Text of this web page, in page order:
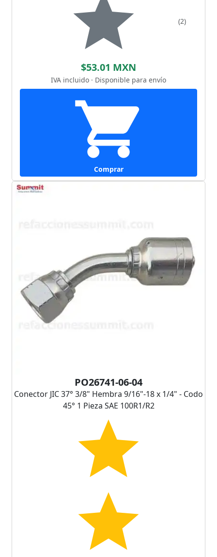
(2)
$53.01 MXN
IVA incluido · Disponible para envío
Comprar
PO26741-06-04
Conector JIC 37° 3/8" Hembra 9/16"-18 x 1/4" - Codo
45° 1 Pieza SAE 100R1/R2